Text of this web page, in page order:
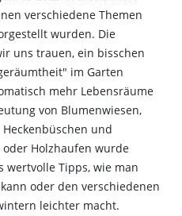
verschiedene Themen
wurden. Die
uns trauen, ein bisschen
im Garten
mehr Lebensräume
von Blumenwiesen,
und
Holzhaufen wurde
wertvolle Tipps, wie man
oder den verschiedenen
leichter macht.